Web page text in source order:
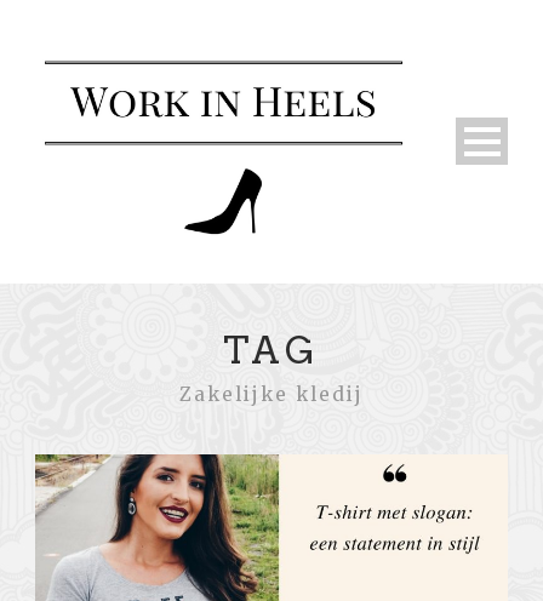
TAG
Zakelijke kledij